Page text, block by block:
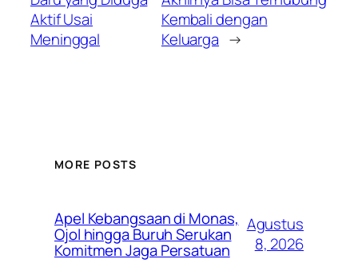
Aktif Usai
Meninggal
Kembali dengan
Keluarga →
MORE POSTS
Apel Kebangsaan di Monas,
Ojol hingga Buruh Serukan
Komitmen Jaga Persatuan
Agustus
8, 2026